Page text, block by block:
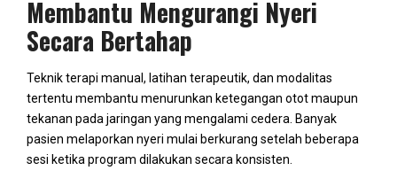
Membantu Mengurangi Nyeri
Secara Bertahap
Teknik terapi manual, latihan terapeutik, dan modalitas
tertentu membantu menurunkan ketegangan otot maupun
tekanan pada jaringan yang mengalami cedera. Banyak
pasien melaporkan nyeri mulai berkurang setelah beberapa
sesi ketika program dilakukan secara konsisten.